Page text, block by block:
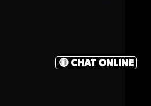
🔴 CHAT ONLINE